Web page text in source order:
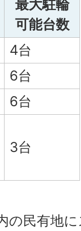
最大駐輪
可能台数
4台
6台
6台
3台
の民有地